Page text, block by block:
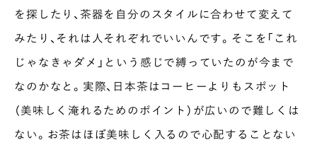
を探したり、茶器を自分のスタイルに合わせて変えて
みたり、それは人それぞれでいいんです。そこを「これ
じゃなきゃダメ」という感じで縛っていたのが今まで
なのかなと。実際、日本茶はコーヒーよりもスポット
（美味しく淹れるためのポイント）が広いので難しくは
ない。お茶はほぼ美味しく入るので心配することない